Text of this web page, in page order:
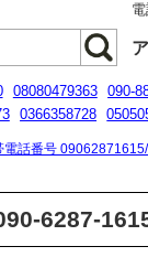
08080479363 090-
0366358728
電話番号
6287-